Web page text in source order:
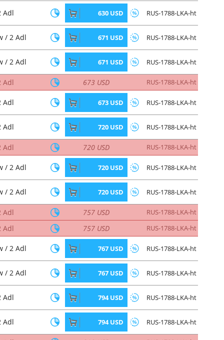
Adl 630 USD RUS-1788-LKA-ht
/ 2 Adl 671 USD RUS-1788-LKA-ht
/ 2 Adl 671 USD RUS-1788-LKA-ht
Adl 673 USD RUS-1788-LKA-ht
Adl 673 USD RUS-1788-LKA-ht
Adl 720 USD RUS-1788-LKA-ht
Adl 720 USD RUS-1788-LKA-ht
/ 2 Adl 720 USD RUS-1788-LKA-ht
/ 2 Adl 720 USD RUS-1788-LKA-ht
Adl 757 USD RUS-1788-LKA-ht
Adl 757 USD RUS-1788-LKA-ht
/ 2 Adl 767 USD RUS-1788-LKA-ht
/ 2 Adl 767 USD RUS-1788-LKA-ht
Adl 794 USD RUS-1788-LKA-ht
Adl 794 USD RUS-1788-LKA-ht